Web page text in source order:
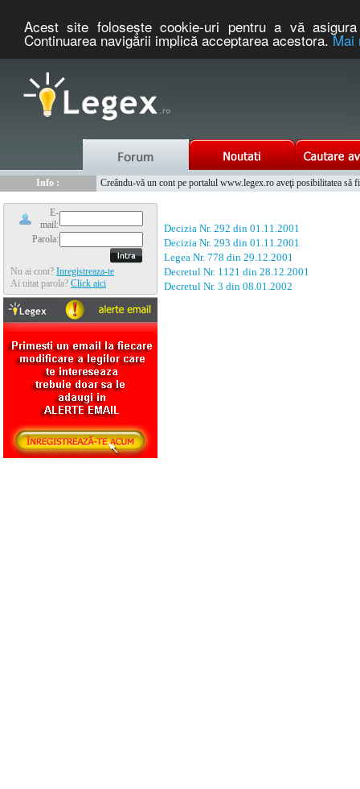
Acest site foloseşte cookie-uri pentru a vă
Continuarea navigării implică acceptarea acestora.Mai
Info :
Creându-vă un cont pe portalul www.legex.ro aveţi posibilitatea să
E-
mail:
Parola:
Nu ai cont? Inregistreaza-te
Ai uitat parola? Click aici
Decizia Nr. 292 din 01.11.2001
Decizia Nr. 293 din 01.11.2001
Legea Nr. 778 din 29.12.2001
Decretul Nr. 1121 din 28.12.2001
Decretul Nr. 3 din 08.01.2002